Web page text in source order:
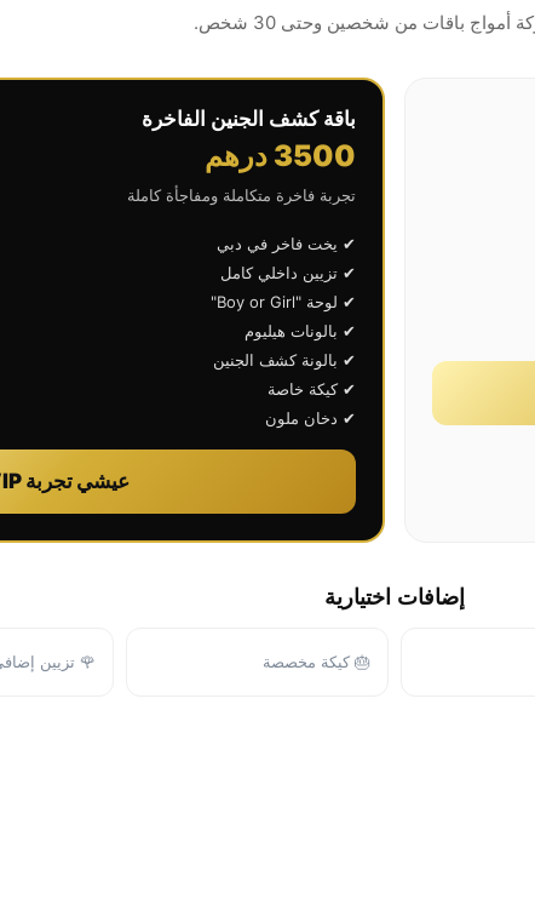
أمواج باقات من شخصين وحتى 30 شخص.
باقة كشف الجنين الفاخرة
3500 درهم
تجربة فاخرة متكاملة ومفاجأة كاملة
✔ يخت فاخر في دبي
✔ تزيين داخلي كامل
✔ لوحة "Boy or Girl"
✔ بالونات هيليوم
✔ بالونة كشف الجنين
✔ كيكة خاصة
✔ دخان ملون
عيشي تجربة VIP
إضافات اختيارية
🎂 كيكة مخصصة 🌹 تزيين